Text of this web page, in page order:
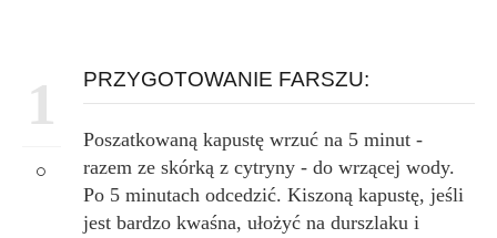
1 PRZYGOTOWANIE FARSZU:
Poszatkowaną kapustę wrzuć na 5 minut -
razem ze skórką z cytryny - do wrzącej wody.
Po 5 minutach odcedzić. Kiszoną kapustę, jeśli
jest bardzo kwaśna, ułożyć na durszlaku i